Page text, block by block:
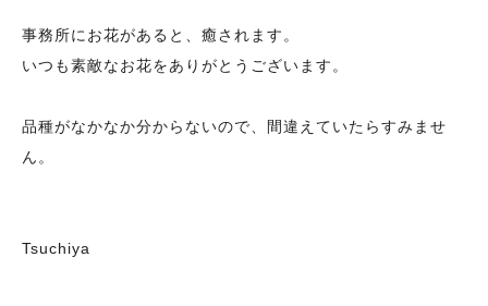
事務所にお花があると、癒されます。
いつも素敵なお花をありがとうございます。
品種がなかなか分からないので、間違えていたらすみませ
ん。
Tsuchiya